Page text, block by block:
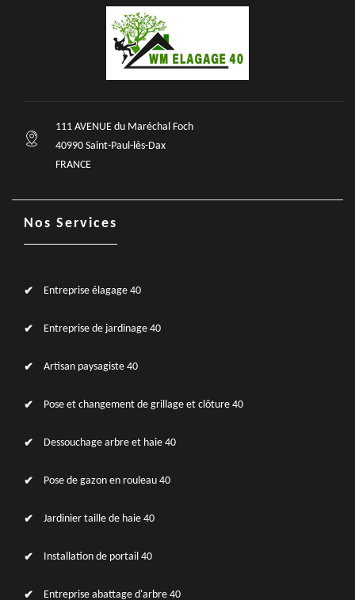
111 AVENUE du Maréchal Foch
40990 Saint-Paul-lès-Dax
FRANCE
Nos Services
Entreprise élagage 40
Entreprise de jardinage 40
Artisan paysagiste 40
Pose et changement de grillage et clôture 40
Dessouchage arbre et haie 40
Pose de gazon en rouleau 40
Jardinier taille de haie 40
Installation de portail 40
Entreprise abattage d'arbre 40